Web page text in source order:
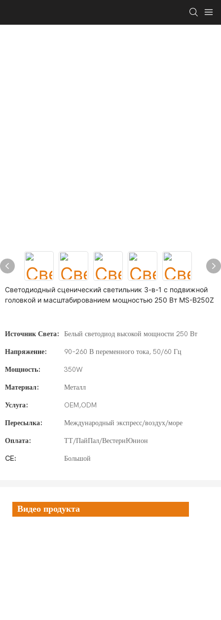
Светодиодный сценический светильник 3-в-1 с подвижной
головкой и масштабированием мощностью 250 Вт MS-B250Z
Источник Света: Белый светодиод высокой мощности 250 Вт
Напряжение: 90–260 В переменного тока, 50/60 Гц
Мощность: 350W
Материал: Металл
Услуга: OEM,ODM
Пересылка: Международный экспресс/воздух/море
Оплата: ТТ/ПайПал/ВестернЮнион
CE: Большой
Видео продукта